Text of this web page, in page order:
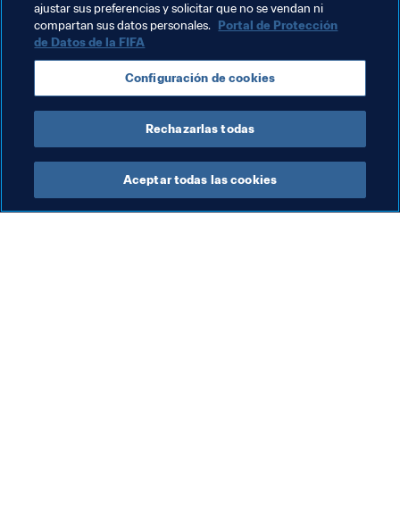
Temas relacionados
Brazil Alemania
ajustar sus preferencias y solicitar que no se vendan ni
compartan sus datos personales. Portal de Protección
de Datos de la FIFA
Configuración de cookies
Rechazarlas todas
Aceptar todas las cookies